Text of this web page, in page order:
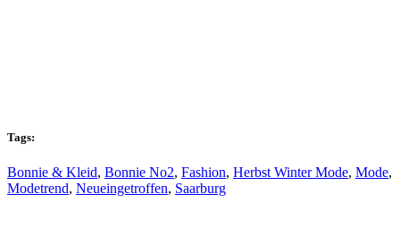
Tags:
Bonnie & Kleid, Bonnie No2, Fashion, Herbst Winter Mode, Mode,
Modetrend, Neueingetroffen, Saarburg